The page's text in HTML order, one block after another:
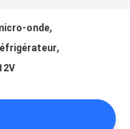
onde,
,